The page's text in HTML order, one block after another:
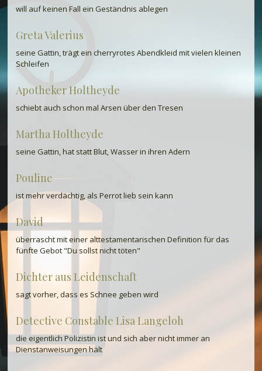
will auf keinen Fall ein Geständnis ablegen
Greta Valerius
seine Gattin, trägt ein cherryrotes Abendkleid mit vielen kleinen
Schleifen
Apotheker Holtheyde
schiebt auch schon mal Arsen über den Tresen
Martha Holtheyde
seine Gattin, hat statt Blut, Wasser in ihren Adern
Pouline
ist mehr verdächtig, als Perrot lieb sein kann
David
überrascht mit einer alttestamentarischen Definition für das
fünfte Gebot "Du sollst nicht töten"
Dichter aus Leidenschaft
sagt vorher, dass es Schnee geben wird
Detective Constable Lisa Langeloh
die eigentlich Polizistin ist und sich aber nicht immer an
Dienstanweisungen hält